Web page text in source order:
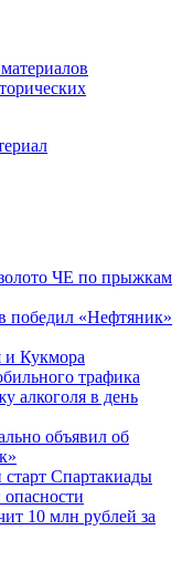
материалов
ЧЕ по прыжкам
победил «Нефтяник»
и Кукмора
трафика
алкоголя в день
объявил об
Спартакиады
опасности
10 млн рублей за